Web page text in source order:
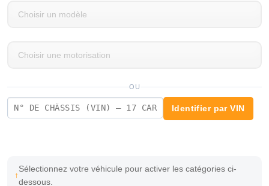
OU
Identifier par VIN
Sélectionnez votre véhicule pour activer les catégories ci-
dessous.